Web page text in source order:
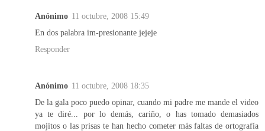
Anónimo 11 octubre, 2008 15:49
En dos palabra im-presionante jejeje
Responder
Anónimo 11 octubre, 2008 18:35
De la gala poco puedo opinar, cuando mi padre me mande el video
ya te diré... por lo demás, cariño, o has tomado demasiados
mojitos o las prisas te han hecho cometer más faltas de ortografía